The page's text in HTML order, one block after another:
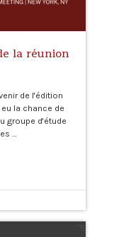
la réunion
de l'édition
la chance de
groupe d'étude
…